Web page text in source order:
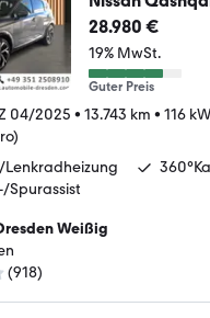
28.980 €
19% MwSt.
Guter Preis
04/2025 • 13.743 km • 116
Spurassist
Weißig
(918)